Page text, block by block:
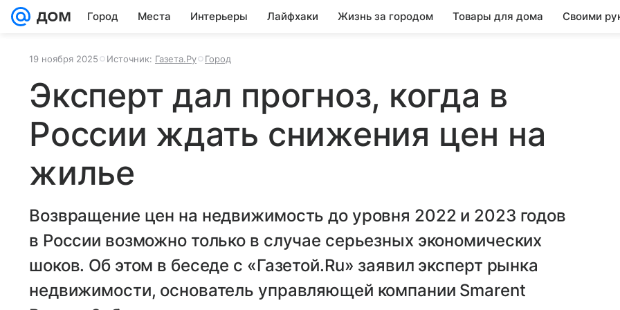
Город Места Интерьеры Лайфхаки Жизнь за городом Товары для дома Своими
19 ноября 2025 Источник: Газета.Ру Город
Эксперт дал прогноз, когда в
России ждать снижения цен на
жилье
Возвращение цен на недвижимость до уровня 2022 и 2023 годов
в России возможно только в случае серьезных экономических
шоков. Об этом в беседе с «Газетой.Ru» заявил эксперт рынка
недвижимости, основатель управляющей компании Smarent